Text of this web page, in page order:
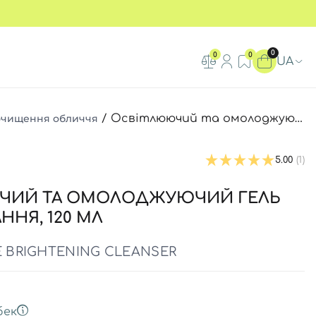
0 0 0
UA
обличчя / Освітлюючий та омолоджуючий гель для вмивання Usolab Bio Intensive Brightening Cleanser, 120 мл
5.00 (1)
ТА ОМОЛОДЖУЮЧИЙ ГЕЛЬ
120 МЛ
BRIGHTENING CLEANSER